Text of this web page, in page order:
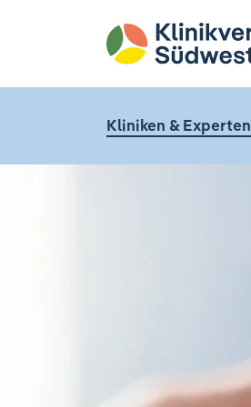
Kliniken & Experten